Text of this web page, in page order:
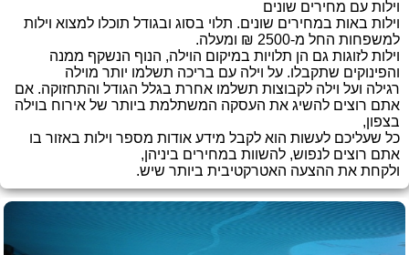
וילות עם מחירים שונים
וילות באות במחירים שונים. תלוי בסוג ובגודל תוכלו למצוא וילות
למשפחות החל מ-2500 ₪ ומעלה.
וילות לזוגות גם הן תלויות במיקום הוילה, הנוף הנשקף ממנה
והפינוקים שתקבלו. על וילה עם בריכה תשלמו יותר מוילה
רגילה ועל וילה לקבוצות תשלמו אחרת בגלל הגודל והתחזוקה. אם
אתם רוצים להשיג את העסקה המשתלמת ביותר של אירוח בוילה
בצפון,
כל שעליכם לעשות הוא לקבל מידע אודות מספר וילות באזור בו
אתם רוצים לנפוש, להשוות במחירים ביניהן,
ולקחת את ההצעה האטרקטיבית ביותר שיש.